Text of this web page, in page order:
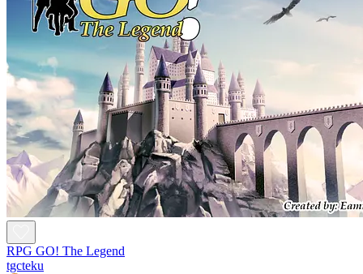
RPG GO! The Legend
tgcteku